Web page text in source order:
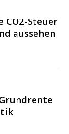
CO2-Steuer
aussehen